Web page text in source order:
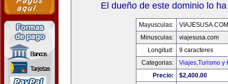
El dueño de este dominio lo
Mayusculas:
VIAJESUSA.COM
Minusculas:
viajesusa.com
Longitud:
9 caracteres
Categorias:
Viajes,Turismo y
Precio:
$2,400.00